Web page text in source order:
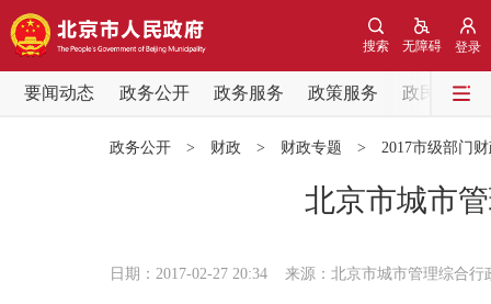
登录
无障碍
搜索
要闻动态 政务公开 政务服务 政策服务
政民互动
政务公开 > 财政 > 财政专题 > 2017市级部门
北京市城市
日期：2017-02-27 20:34 来源：北京市城市管理综合行